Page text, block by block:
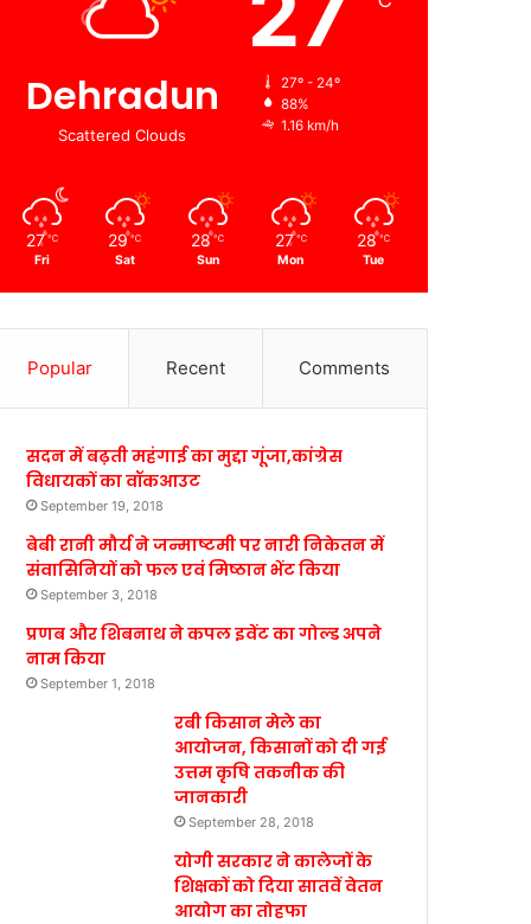
Dehradun
Scattered Clouds
27º - 24º
88%
1.16 km/h
27 ℃
Fri
29 ℃
Sat
28 ℃
Sun
27 ℃
Mon
28 ℃
Tue
Popular Recent Comments
सदन में बढ़ती महंगाई का मुद्दा गूंजा,कांग्रेस
विधायकों का वॉकआउट
September 19, 2018
बेबी रानी मौर्य ने जन्माष्टमी पर नारी निकेतन में
संवासिनियों को फल एवं मिष्ठान भेंट किया
September 3, 2018
प्रणब और शिबनाथ ने कपल इवेंट का गोल्ड अपने
नाम किया
September 1, 2018
रबी किसान मेले का
आयोजन, किसानों को दी गई
उत्तम कृषि तकनीक की
जानकारी
September 28, 2018
योगी सरकार ने कालेजों के
शिक्षकों को दिया सातवें वेतन
आयोग का तोहफा